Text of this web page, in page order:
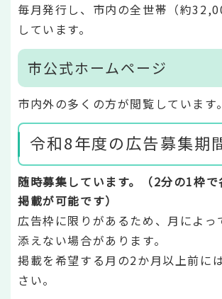
毎月発行し、市内の全世帯（約
しています。
市公式ホームページ
市内外の多くの方が閲覧しています。
令和8年度の広告募集期
随時募集しています。（2分の1枠
掲載が可能です）
広告枠に限りがあるため、月によっ
添えない場合があります。
掲載を希望する月の2か月以上前に
さい。